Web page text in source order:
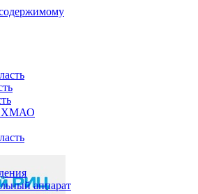
ХМАО
аппарат